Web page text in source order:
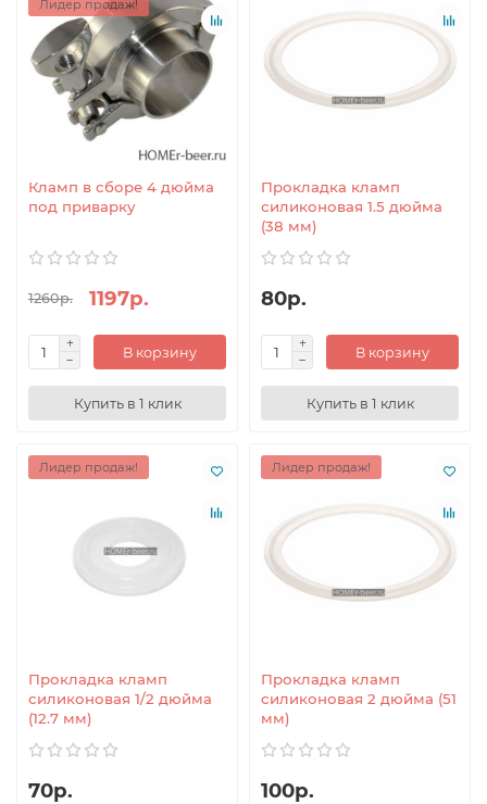
Лидер продаж!
Кламп в сборе 4 дюйма
под приварку
1260р. 1197р.
В корзину
Купить в 1 клик
Прокладка кламп
силиконовая 1.5 дюйма
(38 мм)
80р.
В корзину
Купить в 1 клик
Лидер продаж!
Прокладка кламп
силиконовая 1/2 дюйма
(12.7 мм)
70р.
Лидер продаж!
Прокладка кламп
силиконовая 2 дюйма (51
мм)
100р.